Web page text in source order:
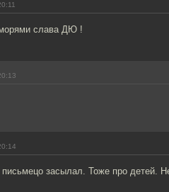
слава ДЮ !
засылал. Тоже про детей.